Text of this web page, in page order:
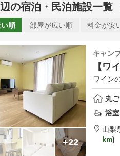
の宿泊・民泊施設一覧
順 部屋が広い順 料金が安
+22
キャン
【ワ
ワイン
丸
浴室
山梨
km